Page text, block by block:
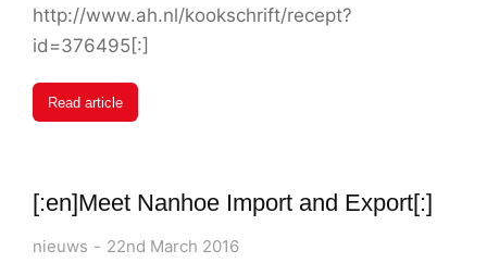
http://www.ah.nl/kookschrift/recept?
id=376495[:]
Read article
[:en]Meet Nanhoe Import and Export[:]
nieuws 22nd March 2016